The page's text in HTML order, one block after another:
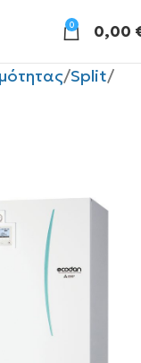
0 0,00
Split